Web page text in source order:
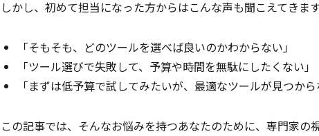
しかし、初めて担当になった方からはこんな声も聞こえてきます
「そもそも、どのツールを選べば良いのかわからない」
「ツール選びで失敗して、予算や時間を無駄にしたくない」
「まずは低予算で試してみたいが、最適なツールが見つから
この記事では、そんなお悩みを持つあなたのために、専門家